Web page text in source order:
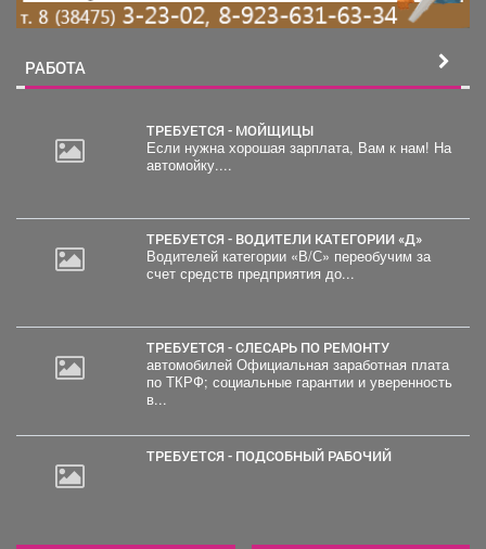
РАБОТА
ТРЕБУЕТСЯ - МОЙЩИЦЫ
Если нужна хорошая зарплата, Вам к нам! На
автомойку....
ТРЕБУЕТСЯ - ВОДИТЕЛИ КАТЕГОРИИ «Д»
Водителей категории «В/С» переобучим за
счет средств предприятия до...
ТРЕБУЕТСЯ - СЛЕСАРЬ ПО РЕМОНТУ
автомобилей Официальная заработная плата
по ТКРФ; социальные гарантии и уверенность
в...
ТРЕБУЕТСЯ - ПОДСОБНЫЙ РАБОЧИЙ